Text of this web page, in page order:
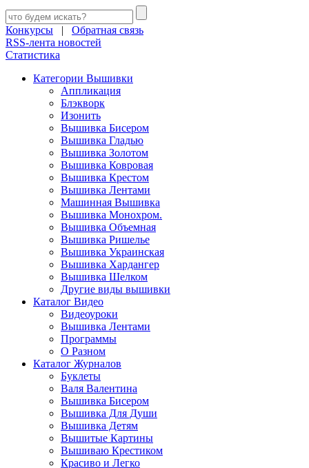
Конкурсы | Обратная связь
RSS-лента новостей
Статистика
Категории Вышивки
Аппликация
Блэкворк
Изонить
Вышивка Бисером
Вышивка Гладью
Вышивка Золотом
Вышивка Ковровая
Вышивка Крестом
Вышивка Лентами
Машинная Вышивка
Вышивка Монохром.
Вышивка Объемная
Вышивка Ришелье
Вышивка Украинская
Вышивка Хардангер
Вышивка Шелком
Другие виды вышивки
Каталог Видео
Видеоуроки
Вышивка Лентами
Программы
О Разном
Каталог Журналов
Буклеты
Валя Валентина
Вышивка Бисером
Вышивка Для Души
Вышивка Детям
Вышитые Картины
Вышиваю Крестиком
Красиво и Легко